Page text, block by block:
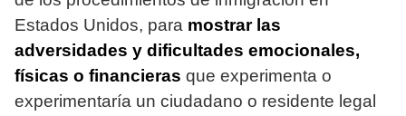
Estados Unidos, para mostrar las
adversidades y dificultades emocionales,
físicas o financieras que experimenta o
experimentaría un ciudadano o residente legal